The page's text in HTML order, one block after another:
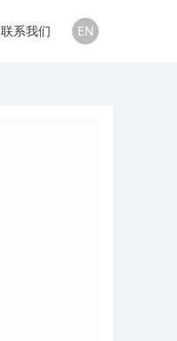
联系我们 EN